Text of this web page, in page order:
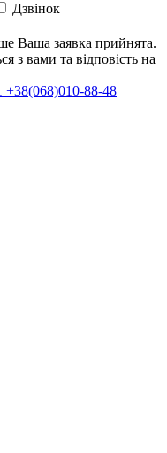
Дзвінок
Ваша заявка прийнята.
з вами та відповість на
+38(068)010-88-48